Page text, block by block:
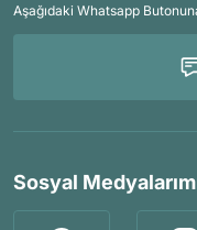
Aşağıdaki Whatsapp
Sosyal